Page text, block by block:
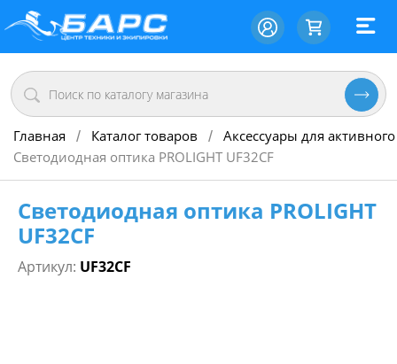
Главная / Каталог товаров / Аксессуары для
Светодиодная оптика PROLIGHT UF32CF
Светодиодная оптика PROLIGHT
UF32CF
Артикул: UF32CF